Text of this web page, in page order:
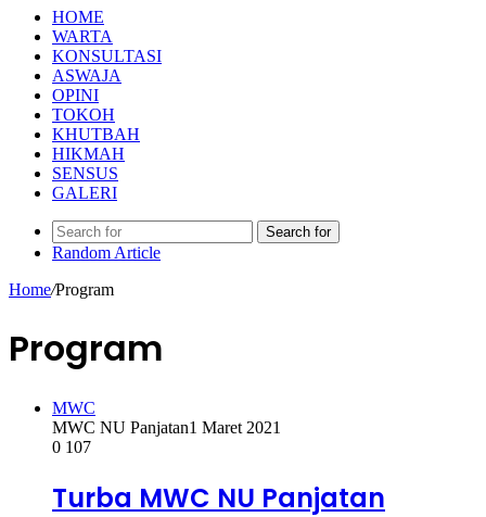
HOME
WARTA
KONSULTASI
ASWAJA
OPINI
TOKOH
KHUTBAH
HIKMAH
SENSUS
GALERI
Search for
Random Article
Home/Program
Program
MWC
MWC NU Panjatan1 Maret 2021
0 107
Turba MWC NU Panjatan